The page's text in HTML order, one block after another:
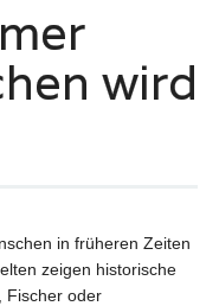
wird
in früheren Zeiten
zeigen historische
Fischer oder